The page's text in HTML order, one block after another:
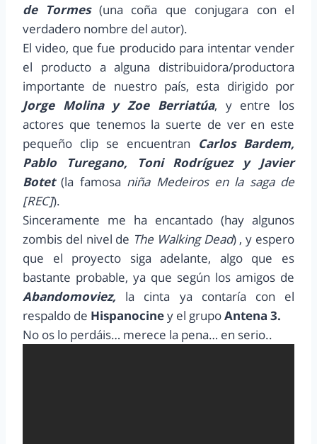
de Tormes(una coña que conjugara con el
verdadero nombre del autor).
El video, que fue producido para intentar vender
el producto a alguna distribuidora/productora
importante de nuestro país, esta dirigido por
Jorge Molina y Zoe Berriatúa, y entre los
actores que tenemos la suerte de ver en este
pequeño clip se encuentran Carlos Bardem,
Pablo Turegano, Toni Rodríguez y Javier
Botet(la famosa niña Medeiros en la saga de
[REC]).
Sinceramente me ha encantado (hay algunos
zombis del nivel de The Walking Dead) , y espero
que el proyecto siga adelante, algo que es
bastante probable, ya que según los amigos de
Abandomoviez, la cinta ya contaría con el
respaldo de Hispanociney el grupoAntena 3.
No os lo perdáis… merece la pena… en serio..